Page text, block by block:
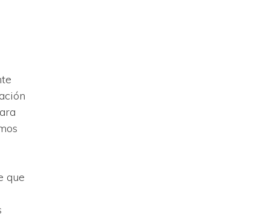
que